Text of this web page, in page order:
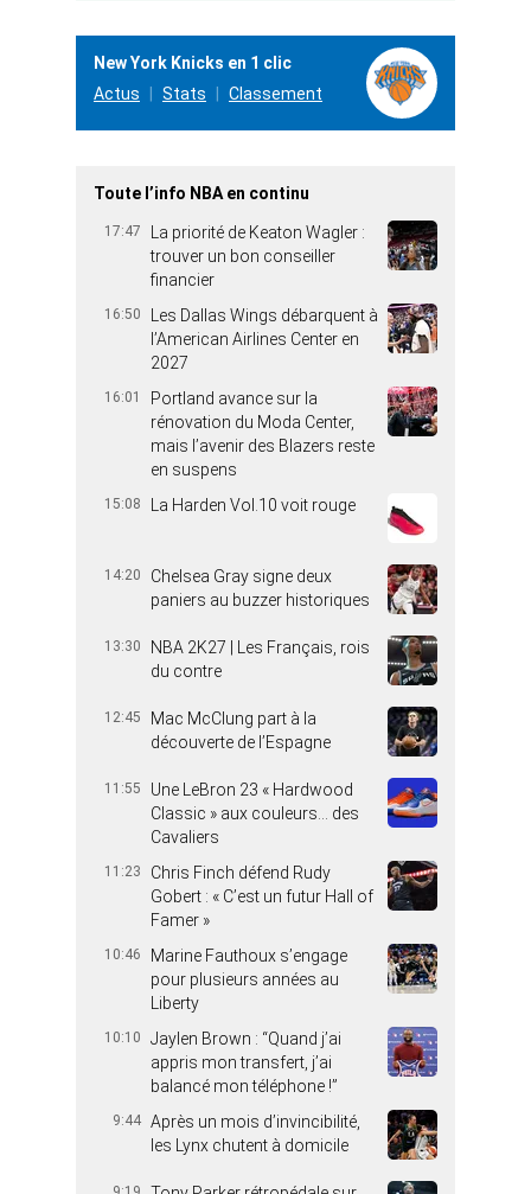
New York Knicks en 1 clic
Actus
Stats Classement
Toute l’info NBA en continu
17:47
La priorité de Keaton Wagler :
trouver un bon conseiller
financier
16:50
Les Dallas Wings débarquent à
l’American Airlines Center en
2027
16:01
Portland avance sur la
rénovation du Moda Center,
mais l’avenir des Blazers reste
en suspens
15:08 La Harden Vol.10 voit rouge
14:20
Chelsea Gray signe deux
paniers au buzzer historiques
13:30
NBA 2K27 | Les Français, rois
du contre
12:45
Mac McClung part à la
découverte de l’Espagne
11:55
Une LeBron 23 « Hardwood
Classic » aux couleurs… des
Cavaliers
11:23
Chris Finch défend Rudy
Gobert : « C’est un futur Hall of
Famer »
10:46
Marine Fauthoux s’engage
pour plusieurs années au
Liberty
10:10
Jaylen Brown : “Quand j’ai
appris mon transfert, j’ai
balancé mon téléphone !”
9:44 Après un mois d’invincibilité,
les Lynx chutent à domicile